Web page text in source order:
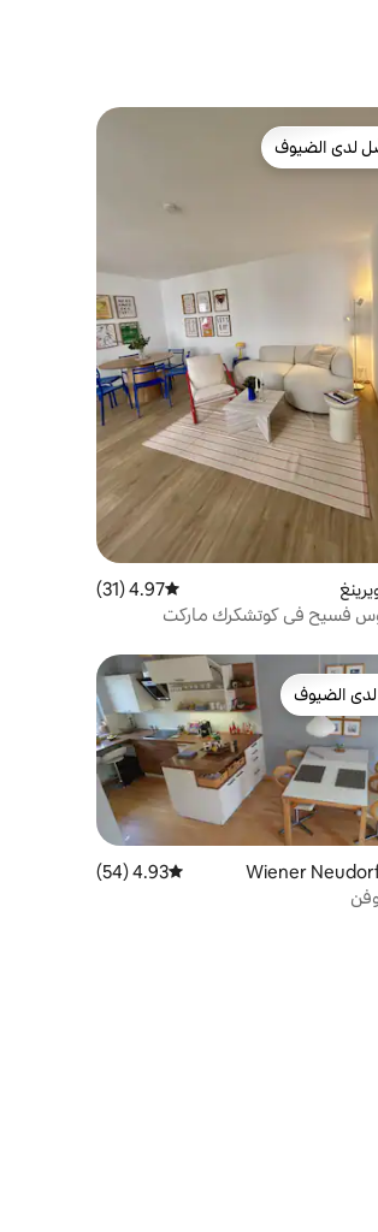
البيوت المفضّلة لدى الضيوف
لدى الضيوف
متوسط التقييم 4.97 من 5، 31 مراجعات
4.97 (31)
فسيح في كوتشكرك ماركت
الضيوف
الضيوف
متوسط التقييم 4.93 من 5، 54 مراجعات
4.93 (54)